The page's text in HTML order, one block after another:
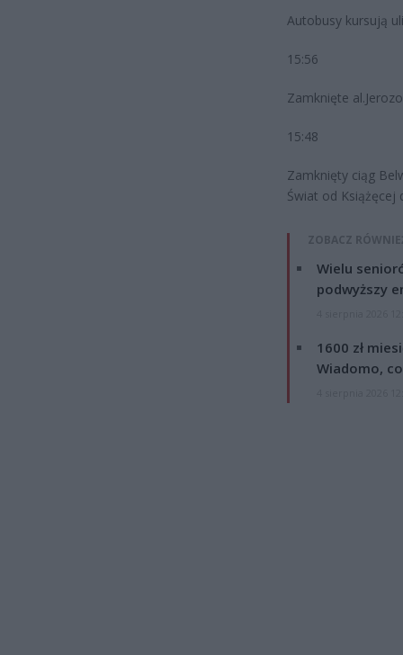
Autobusy kursują
15:56
Zamknięte
15:48
Zamknięty ciąg
Świat od Książęcej
ZOBACZ
Wielu
podwyższy
1600 zł
Wiadomo,